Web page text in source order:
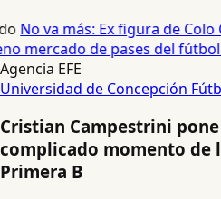
No va más: Ex figura de Colo
mercado de pases del fútbol
Agencia EFE
Universidad de Concepción
Cristian Campestrini
complicado momento de
Primera B